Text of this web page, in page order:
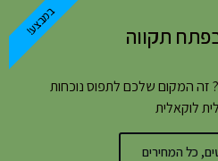
תקווה
זה המקום שלכם לתפוס נוכחות
לוקאלית
כל המחירים
במבצע!